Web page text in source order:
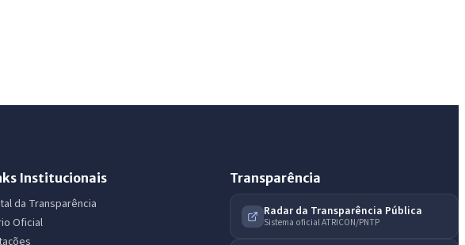
Institucionais
da Transparência
Oficial
Transparência
Radar da Transparência Pública
Sistema oficial ATRICON/PNTP